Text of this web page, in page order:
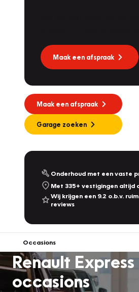
Maak een afspraak
Maak een afspraak
Garage zoeken
Onderhoud met een vaste
Met 335+ vestigingen altijd
Wij krijgen een 9.2 o.b.v.
reviews
Occasions
Renault Express
occasions